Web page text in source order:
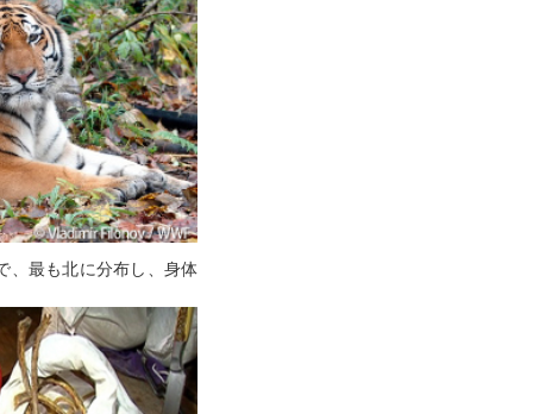
、最も北に分布し、身体